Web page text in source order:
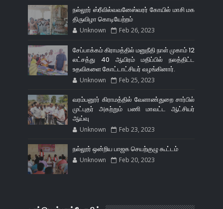
நல்லூர் ஸ்ரீவில்வவனேஸ்வரர் கோயில் மாசி மக
திருவிழா கொடியேற்றம்
Unknown Feb 26, 2023
சேப்பாக்கம் கிராமத்தில் மனுநீதி நாள் முகாம் 12
லட்சத்து 40 ஆயிரம் மதிப்பில் நலத்திட்ட
உதவிகளை கோட்டாட்சியர் வழங்கினார்.
Unknown Feb 25, 2023
வரம்பனூர் கிராமத்தில் வேளாண்துறை சார்பில்
முட்புதர் அகற்றும் பணி மாவட்ட ஆட்சியர்
ஆய்வு
Unknown Feb 23, 2023
நல்லூர் ஒன்றிய பாஜக செயற்குழு கூட்டம்
Unknown Feb 20, 2023